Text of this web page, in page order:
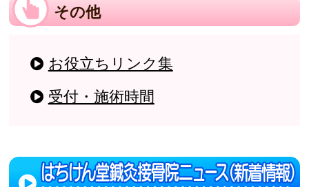
その他
お役立ちリンク集
受付・施術時間